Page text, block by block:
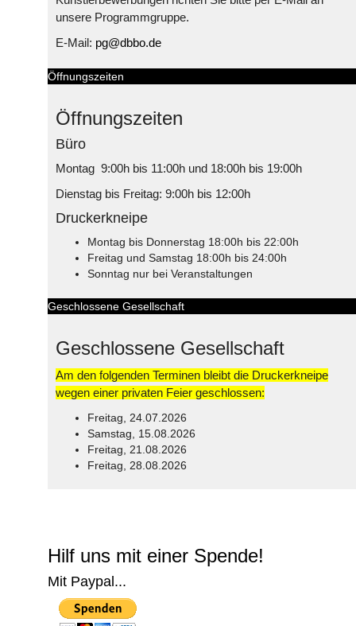
unsere Programmgruppe.
E-Mail: pg@dbbo.de
Öffnungszeiten
Öffnungszeiten
Büro
Montag 9:00h bis 11:00h und 18:00h bis 19:00h
Dienstag bis Freitag: 9:00h bis 12:00h
Druckerkneipe
Montag bis Donnerstag 18:00h bis 22:00h
Freitag und Samstag 18:00h bis 24:00h
Sonntag nur bei Veranstaltungen
Geschlossene Gesellschaft
Geschlossene Gesellschaft
Am den folgenden Terminen bleibt die Druckerkneipe
wegen einer privaten Feier geschlossen:
Freitag, 24.07.2026
Samstag, 15.08.2026
Freitag, 21.08.2026
Freitag, 28.08.2026
Hilf uns mit einer Spende!
Mit Paypal...